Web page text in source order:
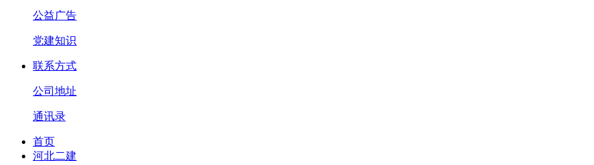
公益广告
党建知识
联系方式
公司地址
通讯录
首页
河北二建